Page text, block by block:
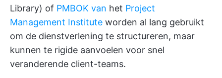
Library) of PMBOK van het Project
Management Institute worden al lang gebruikt
om de dienstverlening te structureren, maar
kunnen te rigide aanvoelen voor snel
veranderende client-teams.